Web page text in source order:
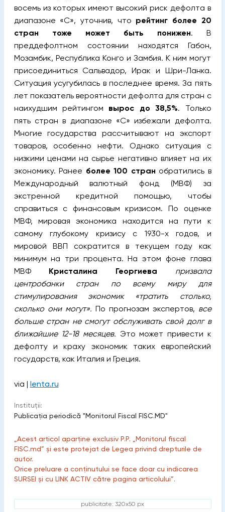
восемь из которых имеют высокий риск дефолта в
диапазоне «C», уточнив, что рейтинг более 20
стран тоже может быть понижен. В
преддефолтном состоянии находятся Габон,
Мозамбик, Республика Конго и Замбия. К ним могут
присоединиться Сальвадор, Ирак и Шри-Ланка.
Ситуация усугубилась в последнее время. За пять
лет показатель вероятности дефолта для стран с
наихудшим рейтингом вырос до 38,5%. Только
пять стран в диапазоне «C» избежали дефолта.
Многие государства рассчитывают на экспорт
товаров, особенно нефти. Однако ситуация с
низкими ценами на сырье негативно влияет на их
экономику. Ранее более 100 стран обратились в
Международный валютный фонд (МВФ) за
экстренной кредитной помощью, чтобы
справиться с финансовым кризисом. По оценке
МВФ, мировая экономика находится на пути к
самому глубокому кризису с 1930-х годов, и
мировой ВВП сократится в текущем году как
минимум на три процента. На этом фоне глава
МВФ Кристалина Георгиева призвала
центробанки стран по всему миру для
стимулирования экономик «тратить столько,
сколько они могут». По прогнозам экспертов, все
больше стран не смогут обслуживать свой долг в
ближайшие 12-18 месяцев. Это может привести к
дефолту и краху экономик таких европейский
государств, как Италия и Греция.
via | lenta.ru
Instituții:
Publicaţia periodică "Monitorul Fiscal FISC.MD"
„Acest articol aparține exclusiv P.P. „Monitorul fiscal
FISC.md” și este protejat de Legea privind drepturile de
autor.
Orice preluare a conținutului se face doar cu indicarea
SURSEI și cu LINK ACTIV către pagina articolului”.
publicitate: 320x50 px